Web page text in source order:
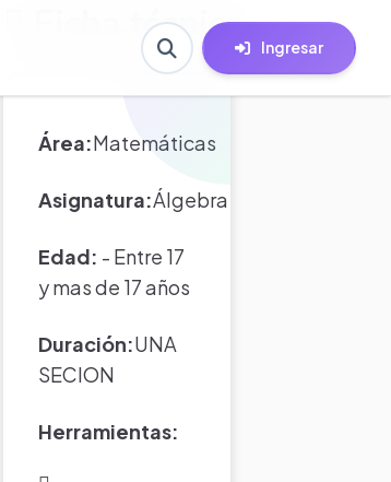
Ingresar
Ficha técnica
Área:Matemáticas
Asignatura:Álgebra
Edad: - Entre 17
y mas de 17 años
Duración:UNA
SECION
Herramientas: